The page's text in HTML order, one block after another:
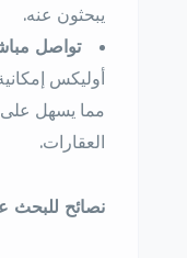
يبحثون عنه.
تواصل
أوليكس
مما يسهل على
العقارات.
نصائح للبحث